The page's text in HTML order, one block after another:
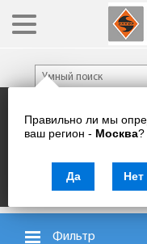
Правильно ли мы
ваш регион - Москва?
Да Нет
Каталог
Фильтр